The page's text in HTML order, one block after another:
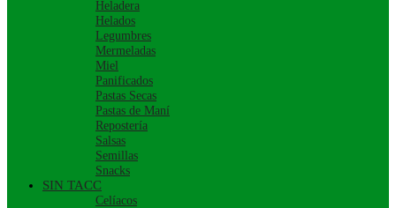
Heladera
Helados
Legumbres
Mermeladas
Miel
Panificados
Pastas Secas
Pastas de Maní
Repostería
Salsas
Semillas
Snacks
SIN TACC
Celíacos